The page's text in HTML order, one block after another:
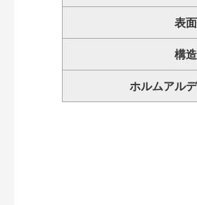
表面
構造
ホルムアル